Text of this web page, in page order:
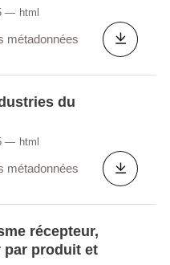
html
métadonnées
du
html
métadonnées
récepteur,
par produit et